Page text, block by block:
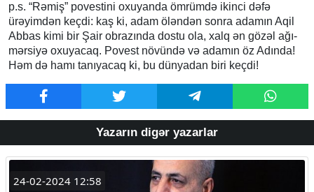
p.s. “Rəmiş” povestini oxuyanda ömrümdə ikinci dəfə
ürəyimdən keçdi: kaş ki, adam öləndən sonra adamın Aqil
Abbas kimi bir Şair obrazında dostu ola, xalq ən gözəl ağı-
mərsiyə oxuyacaq. Povest növündə və adamın öz Adında!
Həm də hamı tanıyacaq ki, bu dünyadan biri keçdi!
Yazarın digər yazarlar
24-02-2024 12:58